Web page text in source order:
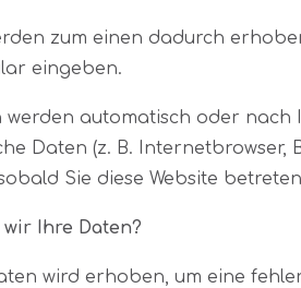
zum einen dadurch
eingeben.
automatisch oder nach
Daten (z. B.
Sie diese Website
Ihre Daten?
wird erhoben, um eine